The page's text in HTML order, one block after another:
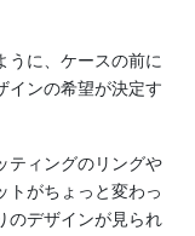
うに、ケースの前に
インの希望が決定す
ティングのリングや
トがちょっと変わっ
のデザインが見られ